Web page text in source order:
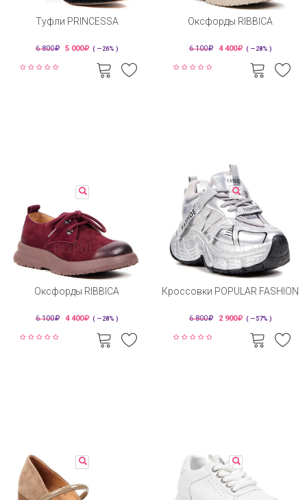
Туфли PRINCESSA
6 800 5 000 ( —26% )
Оксфорды RIBBICA
6 100 4 400 ( —28% )
Оксфорды RIBBICA
6 100 4 400 ( —28% )
Кроссовки POPULAR FASHION
6 800 2 900 ( —57% )